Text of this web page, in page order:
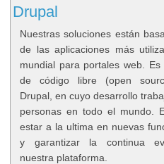
Drupal
Nuestras soluciones están
de las aplicaciones más
mundial para portales web. Es
de código libre (open
Drupal, en cuyo desarrollo
personas en todo el mundo.
estar a la ultima en nuevas
y garantizar la continua
nuestra plataforma.